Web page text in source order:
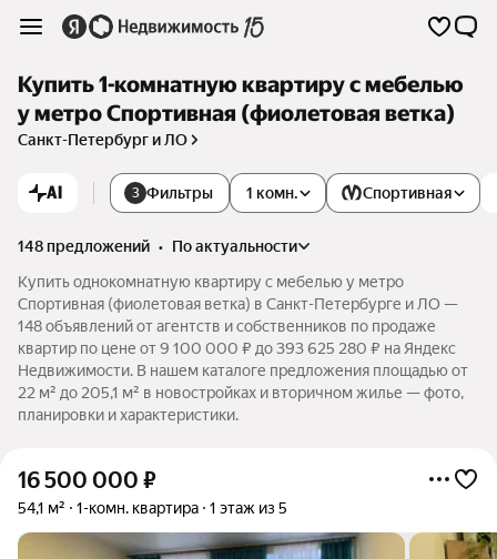
Купить 1-комнатную квартиру с мебелью
у метро Спортивная (фиолетовая ветка)
Санкт-Петербург и ЛО
AI 3 Фильтры 1 комн. Спортивная
148 предложений •
по актуальности
Купить однокомнатную квартиру с мебелью у метро
Спортивная (фиолетовая ветка) в Санкт-Петербурге и ЛО —
148 объявлений от агентств и собственников по продаже
квартир по цене от 9 100 000 ₽ до 393 625 280 ₽ на Яндекс
Недвижимости. В нашем каталоге предложения площадью от
22 м² до 205,1 м² в новостройках и вторичном жилье — фото,
планировки и характеристики.
16 500 000 ₽
54,1 м² 1-комн. квартира 1 этаж из 5